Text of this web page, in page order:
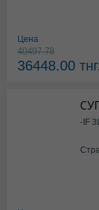
Цена
40497.78
36448.00 тнг.
-IF